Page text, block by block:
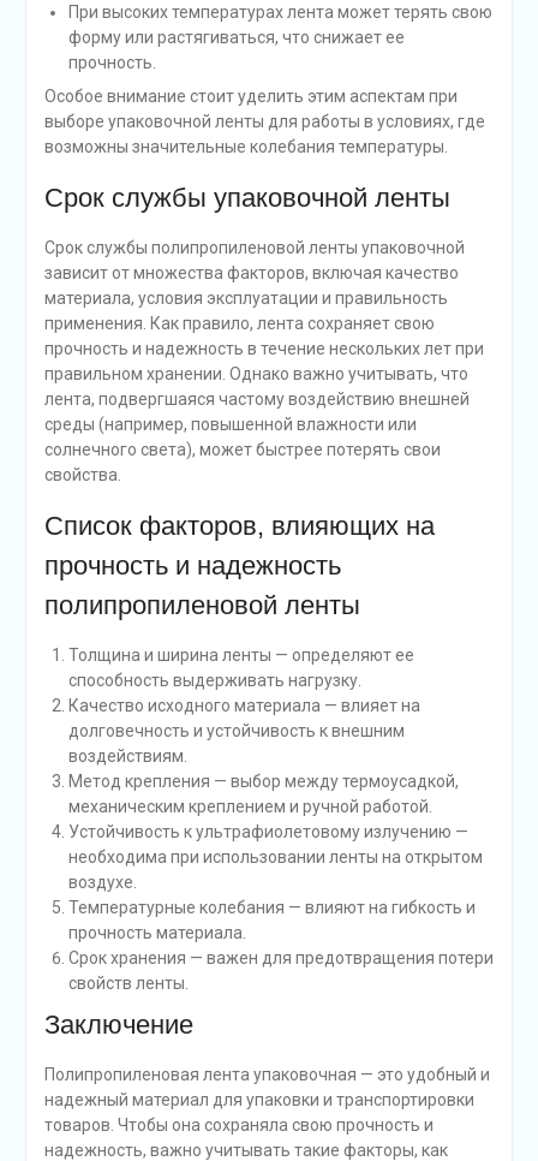
При высоких температурах лента может терять свою
форму или растягиваться, что снижает ее
прочность.
Особое внимание стоит уделить этим аспектам при
выборе упаковочной ленты для работы в условиях, где
возможны значительные колебания температуры.
Срок службы упаковочной ленты
Срок службы полипропиленовой ленты упаковочной
зависит от множества факторов, включая качество
материала, условия эксплуатации и правильность
применения. Как правило, лента сохраняет свою
прочность и надежность в течение нескольких лет при
правильном хранении. Однако важно учитывать, что
лента, подвергшаяся частому воздействию внешней
среды (например, повышенной влажности или
солнечного света), может быстрее потерять свои
свойства.
Список факторов, влияющих на
прочность и надежность
полипропиленовой ленты
Толщина и ширина ленты — определяют ее
способность выдерживать нагрузку.
Качество исходного материала — влияет на
долговечность и устойчивость к внешним
воздействиям.
Метод крепления — выбор между термоусадкой,
механическим креплением и ручной работой.
Устойчивость к ультрафиолетовому излучению —
необходима при использовании ленты на открытом
воздухе.
Температурные колебания — влияют на гибкость и
прочность материала.
Срок хранения — важен для предотвращения потери
свойств ленты.
Заключение
Полипропиленовая лента упаковочная — это удобный и
надежный материал для упаковки и транспортировки
товаров. Чтобы она сохраняла свою прочность и
надежность, важно учитывать такие факторы, как